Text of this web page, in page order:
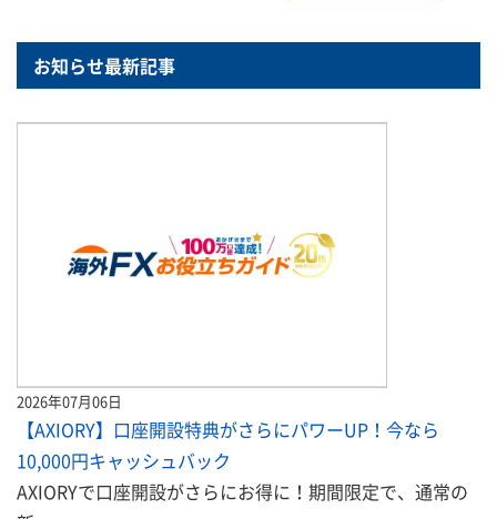
お知らせ最新記事
2026年07月06日
【AXIORY】口座開設特典がさらにパワーUP！今なら
10,000円キャッシュバック
AXIORYで口座開設がさらにお得に！期間限定で、通常の